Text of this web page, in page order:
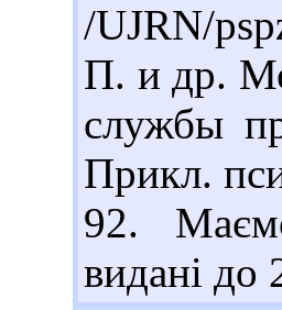
/UJRN/
П. и др.
службы
Прикл.
92.
видані до